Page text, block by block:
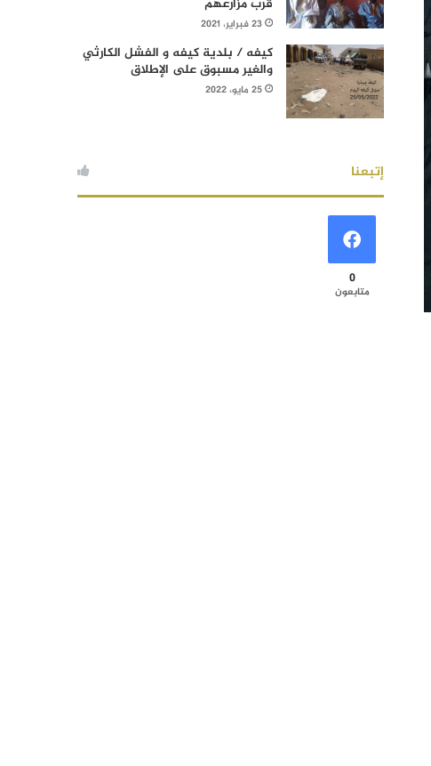
قرب مزارعهم
23 فبراير، 2021
كيفه / بلدية كيفه و الفشل الكارثي
والغير مسبوق على الإطلاق
25 مايو، 2022
إتبعنا
0
متابعون